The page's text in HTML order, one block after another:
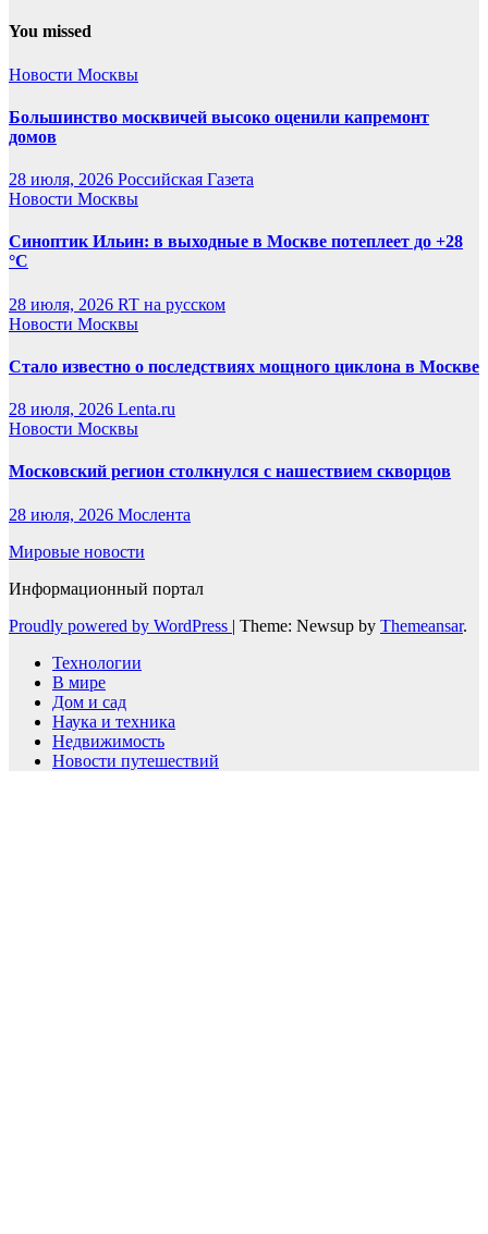
You missed
Новости Москвы
Большинство москвичей высоко оценили капремонт
домов
28 июля, 2026 Российская Газета
Новости Москвы
Синоптик Ильин: в выходные в Москве потеплеет до +28
°C
28 июля, 2026 RT на русском
Новости Москвы
Стало известно о последствиях мощного циклона в Москве
28 июля, 2026 Lenta.ru
Новости Москвы
Московский регион столкнулся с нашествием скворцов
28 июля, 2026 Мослента
Мировые новости
Информационный портал
Proudly powered by WordPress | Theme: Newsup by Themeansar.
Технологии
В мире
Дом и сад
Наука и техника
Недвижимость
Новости путешествий